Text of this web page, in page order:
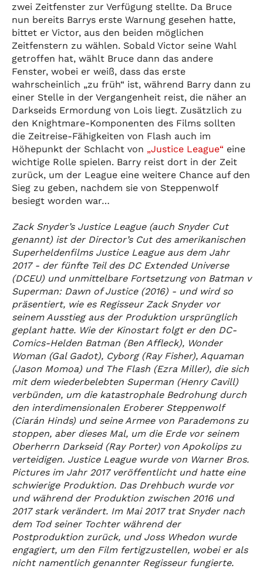
zwei Zeitfenster zur Verfügung stellte. Da Bruce
nun bereits Barrys erste Warnung gesehen hatte,
bittet er Victor, aus den beiden möglichen
Zeitfenstern zu wählen. Sobald Victor seine Wahl
getroffen hat, wählt Bruce dann das andere
Fenster, wobei er weiß, dass das erste
wahrscheinlich „zu früh“ ist, während Barry dann zu
einer Stelle in der Vergangenheit reist, die näher an
Darkseids Ermordung von Lois liegt. Zusätzlich zu
den Knightmare-Komponenten des Films sollten
die Zeitreise-Fähigkeiten von Flash auch im
Höhepunkt der Schlacht von „Justice League“ eine
wichtige Rolle spielen. Barry reist dort in der Zeit
zurück, um der League eine weitere Chance auf den
Sieg zu geben, nachdem sie von Steppenwolf
besiegt worden war…
Zack Snyder’s Justice League (auch Snyder Cut
genannt) ist der Director’s Cut des amerikanischen
Superheldenfilms Justice League aus dem Jahr
2017 - der fünfte Teil des DC Extended Universe
(DCEU) und unmittelbare Fortsetzung von Batman v
Superman: Dawn of Justice (2016) - und wird so
präsentiert, wie es Regisseur Zack Snyder vor
seinem Ausstieg aus der Produktion ursprünglich
geplant hatte. Wie der Kinostart folgt er den DC-
Comics-Helden Batman (Ben Affleck), Wonder
Woman (Gal Gadot), Cyborg (Ray Fisher), Aquaman
(Jason Momoa) und The Flash (Ezra Miller), die sich
mit dem wiederbelebten Superman (Henry Cavill)
verbünden, um die katastrophale Bedrohung durch
den interdimensionalen Eroberer Steppenwolf
(Ciarán Hinds) und seine Armee von Parademons zu
stoppen, aber dieses Mal, um die Erde vor seinem
Oberherrn Darkseid (Ray Porter) von Apokolips zu
verteidigen. Justice League wurde von Warner Bros.
Pictures im Jahr 2017 veröffentlicht und hatte eine
schwierige Produktion. Das Drehbuch wurde vor
und während der Produktion zwischen 2016 und
2017 stark verändert. Im Mai 2017 trat Snyder nach
dem Tod seiner Tochter während der
Postproduktion zurück, und Joss Whedon wurde
engagiert, um den Film fertigzustellen, wobei er als
nicht namentlich genannter Regisseur fungierte.